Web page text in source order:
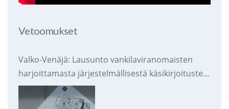
Vetoomukset
Valko-Venäjä: Lausunto vankilaviranomaisten
harjoittamasta järjestelmällisestä käsikirjoitusten
takavarikoinnista ja tuhoamisesta